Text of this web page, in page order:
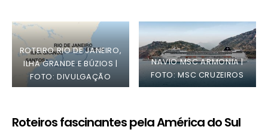
ROTEIRO RIO DE JANEIRO,
ILHA GRANDE E BÚZIOS |
FOTO: DIVULGAÇÃO
NAVIO MSC ARMONIA |
FOTO: MSC CRUZEIROS
Roteiros fascinantes pela América do Sul